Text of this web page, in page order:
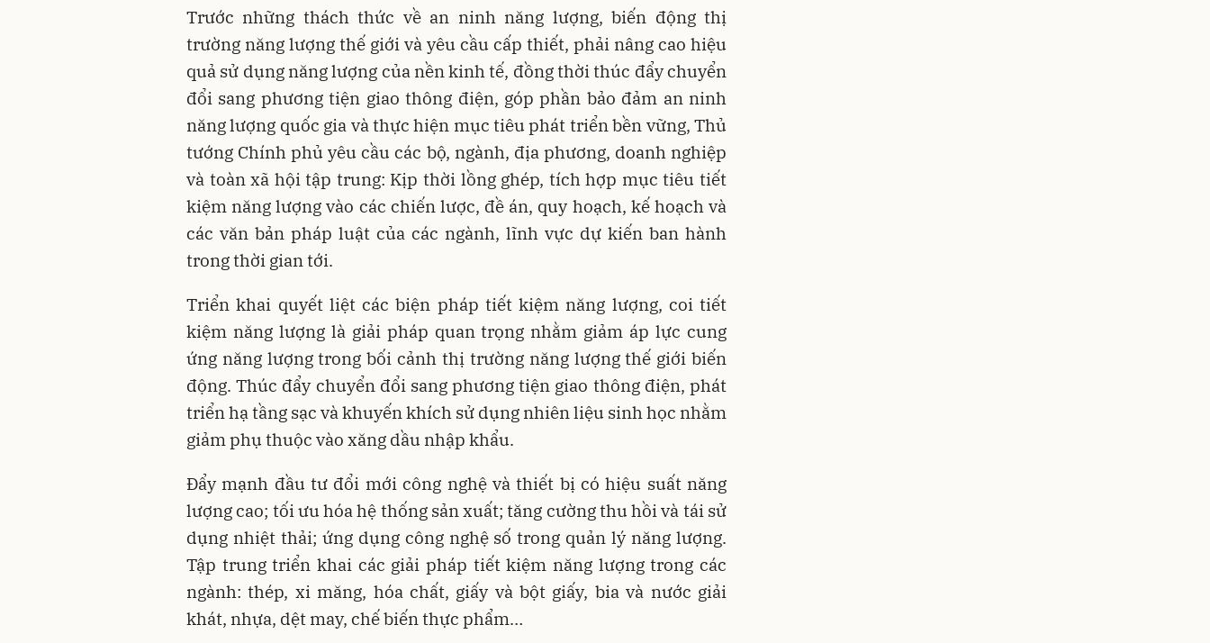
Trước những thách thức về an ninh năng lượng, biến động thị
trường năng lượng thế giới và yêu cầu cấp thiết, phải nâng cao hiệu
quả sử dụng năng lượng của nền kinh tế, đồng thời thúc đẩy chuyển
đổi sang phương tiện giao thông điện, góp phần bảo đảm an ninh
năng lượng quốc gia và thực hiện mục tiêu phát triển bền vững, Thủ
tướng Chính phủ yêu cầu các bộ, ngành, địa phương, doanh nghiệp
và toàn xã hội tập trung: Kịp thời lồng ghép, tích hợp mục tiêu tiết
kiệm năng lượng vào các chiến lược, đề án, quy hoạch, kế hoạch và
các văn bản pháp luật của các ngành, lĩnh vực dự kiến ban hành
trong thời gian tới.
Triển khai quyết liệt các biện pháp tiết kiệm năng lượng, coi tiết
kiệm năng lượng là giải pháp quan trọng nhằm giảm áp lực cung
ứng năng lượng trong bối cảnh thị trường năng lượng thế giới biến
động. Thúc đẩy chuyển đổi sang phương tiện giao thông điện, phát
triển hạ tầng sạc và khuyến khích sử dụng nhiên liệu sinh học nhằm
giảm phụ thuộc vào xăng dầu nhập khẩu.
Đẩy mạnh đầu tư đổi mới công nghệ và thiết bị có hiệu suất năng
lượng cao; tối ưu hóa hệ thống sản xuất; tăng cường thu hồi và tái sử
dụng nhiệt thải; ứng dụng công nghệ số trong quản lý năng lượng.
Tập trung triển khai các giải pháp tiết kiệm năng lượng trong các
ngành: thép, xi măng, hóa chất, giấy và bột giấy, bia và nước giải
khát, nhựa, dệt may, chế biến thực phẩm…